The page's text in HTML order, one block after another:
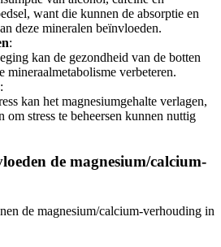
want die kunnen de absorptie en
deze mineralen beïnvloeden.
:
kan de gezondheid van de botten
mineraalmetabolisme verbeteren.
:
kan het magnesiumgehalte verlagen,
om stress te beheersen kunnen nuttig
de magnesium/calcium-
de magnesium/calcium-verhouding in